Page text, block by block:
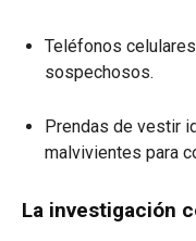
Teléfonos
sospechosos.
Prendas de vestir
malvivientes para
La investigación